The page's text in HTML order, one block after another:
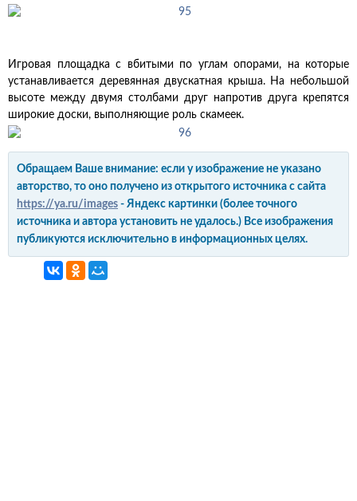
Игровая площадка с вбитыми по углам опорами, на которые
устанавливается деревянная двускатная крыша. На небольшой
высоте между двумя столбами друг напротив друга крепятся
широкие доски, выполняющие роль скамеек.
Обращаем Ваше внимание: если у изображение не указано
авторство, то оно получено из открытого источника с сайта
https://ya.ru/images - Яндекс картинки (более точного
источника и автора установить не удалось.) Все изображения
публикуются исключительно в информационных целях.